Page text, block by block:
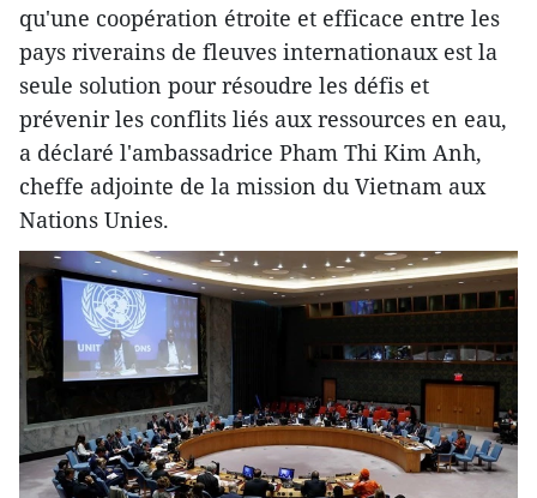
qu'une coopération étroite et efficace entre les
pays riverains de fleuves internationaux est la
seule solution pour résoudre les défis et
prévenir les conflits liés aux ressources en eau,
a déclaré l'ambassadrice Pham Thi Kim Anh,
cheffe adjointe de la mission du Vietnam aux
Nations Unies.